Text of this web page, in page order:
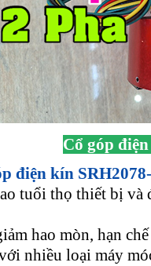
Cổ góp
điện kín
tuổi thọ thiết bị
hao mòn, hạn
nhiều loại máy